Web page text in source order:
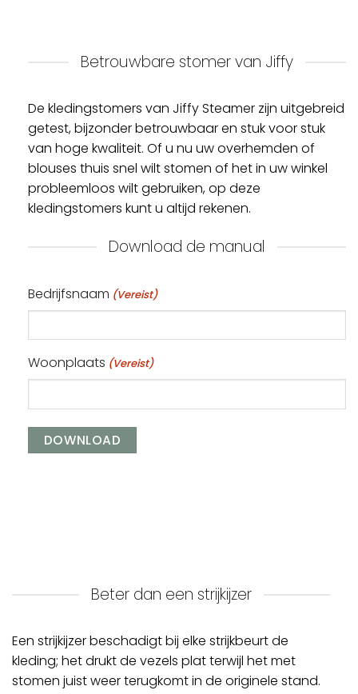
Betrouwbare stomer van Jiffy
De kledingstomers van Jiffy Steamer zijn uitgebreid
getest, bijzonder betrouwbaar en stuk voor stuk
van hoge kwaliteit. Of u nu uw overhemden of
blouses thuis snel wilt stomen of het in uw winkel
probleemloos wilt gebruiken, op deze
kledingstomers kunt u altijd rekenen.
Download de manual
Bedrijfsnaam (Vereist)
Woonplaats (Vereist)
Beter dan een strijkijzer
Een strijkijzer beschadigt bij elke strijkbeurt de
kleding; het drukt de vezels plat terwijl het met
stomen juist weer terugkomt in de originele stand.